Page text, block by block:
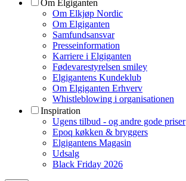
Om Elgiganten
Om Elkjøp Nordic
Om Elgiganten
Samfundsansvar
Presseinformation
Karriere i Elgiganten
Fødevarestyrelsen smiley
Elgigantens Kundeklub
Om Elgiganten Erhverv
Whistleblowing i organisationen
Inspiration
Ugens tilbud - og andre gode priser
Epoq køkken & bryggers
Elgigantens Magasin
Udsalg
Black Friday 2026